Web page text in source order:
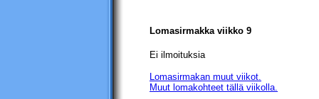
Lomasirmakkaviikko 9
Ei ilmoituksia
Lomasirmakan muut viikot.
Muut lomakohteet tällä viikolla.